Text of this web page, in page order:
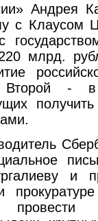
Андрея
с Клаусом
млрд.
Второй - в
и